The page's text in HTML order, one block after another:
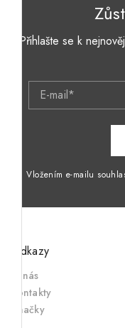
Přihlašte se k
E-mail*
Vložením e-mailu
Odkazy
O nás
Kontakty
Značky